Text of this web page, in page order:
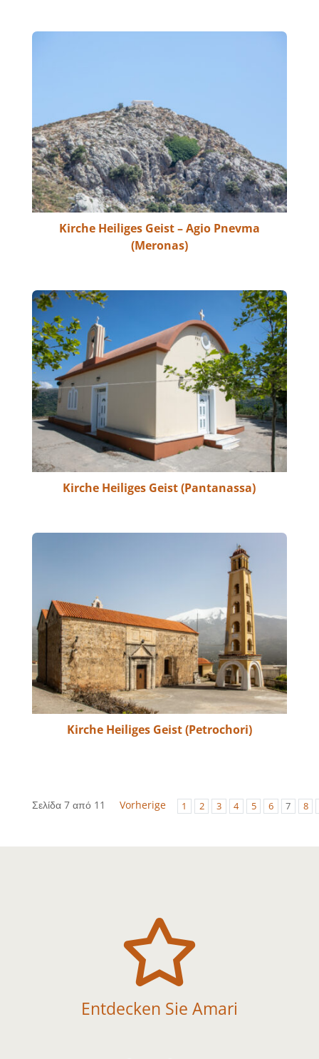
Kirche Heiliges Geist – Agio Pnevma
(Meronas)
Kirche Heiliges Geist (Pantanassa)
Kirche Heiliges Geist (Petrochori)
Σελίδα 7 από 11 Vorherige 1 2 3 4 5 6 7 8

Entdecken Sie Amari